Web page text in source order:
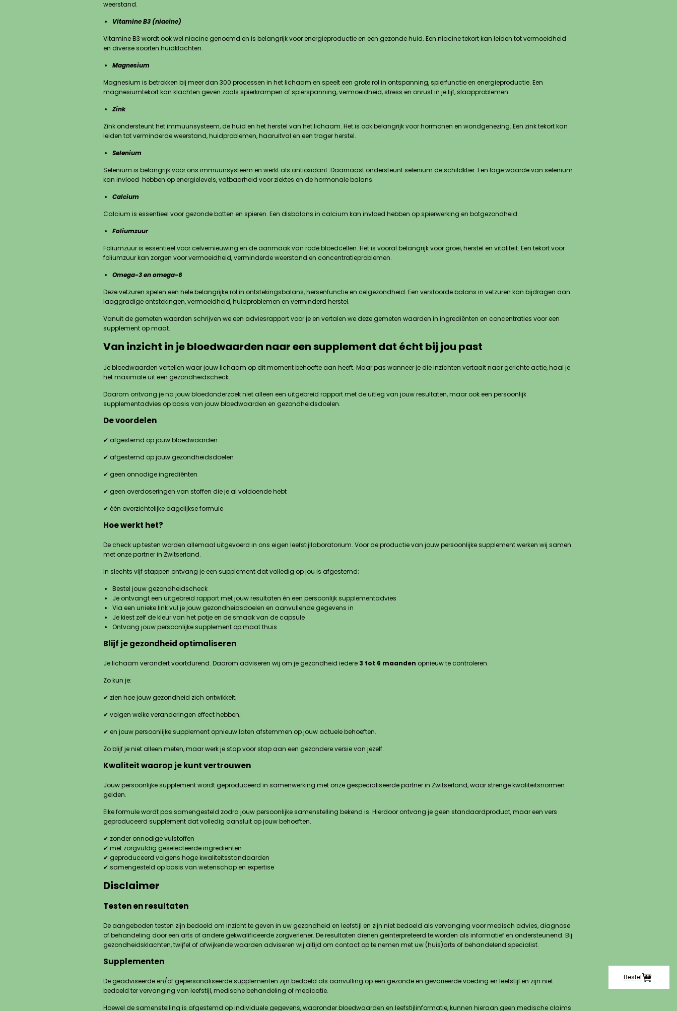
Bestel
weerstand.
Vitamine B3 (niacine)
Vitamine B3 wordt ook wel niacine genoemd en is belangrijk voor energieproductie en een gezonde huid. Een niacine tekort kan leiden tot vermoeidheid
en diverse soorten huidklachten.
Magnesium
Magnesium is betrokken bij meer dan 300 processen in het lichaam en speelt een grote rol in ontspanning, spierfunctie en energieproductie. Een
magnesiumtekort kan klachten geven zoals spierkrampen of spierspanning, vermoeidheid, stress en onrust in je lijf, slaapproblemen.
Zink
Zink ondersteunt het immuunsysteem, de huid en het herstel van het lichaam. Het is ook belangrijk voor hormonen en wondgenezing. Een zink tekort kan
leiden tot verminderde weerstand, huidproblemen, haaruitval en een trager herstel.
Selenium
Selenium is belangrijk voor ons immuunsysteem en werkt als antioxidant. Daarnaast ondersteunt selenium de schildklier. Een lage waarde van selenium
kan invloed hebben op energielevels, vatbaarheid voor ziektes en de hormonale balans.
Calcium
Calcium is essentieel voor gezonde botten en spieren. Een disbalans in calcium kan invloed hebben op spierwerking en botgezondheid.
Foliumzuur
Foliumzuur is essentieel voor celvernieuwing en de aanmaak van rode bloedcellen. Het is vooral belangrijk voor groei, herstel en vitaliteit. Een tekort voor
foliumzuur kan zorgen voor vermoeidheid, verminderde weerstand en concentratieproblemen.
Omega-3 en omega-6
Deze vetzuren spelen een hele belangrijke rol in ontstekingsbalans, hersenfunctie en celgezondheid. Een verstoorde balans in vetzuren kan bijdragen aan
laaggradige ontstekingen, vermoeidheid, huidproblemen en verminderd herstel.
Vanuit de gemeten waarden schrijven we een adviesrapport voor je en vertalen we deze gemeten waarden in ingrediënten en concentraties voor een
supplement op maat.
Van inzicht in je bloedwaarden naar een supplement dat écht bij jou past
Je bloedwaarden vertellen waar jouw lichaam op dit moment behoefte aan heeft. Maar pas wanneer je die inzichten vertaalt naar gerichte actie, haal je
het maximale uit een gezondheidscheck.
Daarom ontvang je na jouw bloedonderzoek niet alleen een uitgebreid rapport met de uitleg van jouw resultaten, maar ook een persoonlijk
supplementadvies op basis van jouw bloedwaarden en gezondheidsdoelen.
De voordelen
✔ afgestemd op jouw bloedwaarden
✔ afgestemd op jouw gezondheidsdoelen
✔ geen onnodige ingrediënten
✔ geen overdoseringen van stoffen die je al voldoende hebt
✔ één overzichtelijke dagelijkse formule
Hoe werkt het?
De check up testen worden allemaal uitgevoerd in ons eigen leefstijllaboratorium. Voor de productie van jouw persoonlijke supplement werken wij samen
met onze partner in Zwitserland.
In slechts vijf stappen ontvang je een supplement dat volledig op jou is afgestemd:
Bestel jouw gezondheidscheck
Je ontvangt een uitgebreid rapport met jouw resultaten én een persoonlijk supplementadvies
Via een unieke link vul je jouw gezondheidsdoelen en aanvullende gegevens in
Je kiest zelf de kleur van het potje en de smaak van de capsule
Ontvang jouw persoonlijke supplement op maat thuis
Blijf je gezondheid optimaliseren
Je lichaam verandert voortdurend. Daarom adviseren wij om je gezondheid iedere 3 tot 6 maanden opnieuw te controleren.
Zo kun je:
✔ zien hoe jouw gezondheid zich ontwikkelt;
✔ volgen welke veranderingen effect hebben;
✔ en jouw persoonlijke supplement opnieuw laten afstemmen op jouw actuele behoeften.
Zo blijf je niet alleen meten, maar werk je stap voor stap aan een gezondere versie van jezelf.
Kwaliteit waarop je kunt vertrouwen
Jouw persoonlijke supplement wordt geproduceerd in samenwerking met onze gespecialiseerde partner in Zwitserland, waar strenge kwaliteitsnormen
gelden.
Elke formule wordt pas samengesteld zodra jouw persoonlijke samenstelling bekend is. Hierdoor ontvang je geen standaardproduct, maar een vers
geproduceerd supplement dat volledig aansluit op jouw behoeften.
✔ zonder onnodige vulstoffen
✔ met zorgvuldig geselecteerde ingrediënten
✔ geproduceerd volgens hoge kwaliteitsstandaarden
✔ samengesteld op basis van wetenschap en expertise
Disclaimer
Testen en resultaten
De aangeboden testen zijn bedoeld om inzicht te geven in uw gezondheid en leefstijl en zijn niet bedoeld als vervanging voor medisch advies, diagnose
of behandeling door een arts of andere gekwalificeerde zorgverlener. De resultaten dienen geïnterpreteerd te worden als informatief en ondersteunend. Bij
gezondheidsklachten, twijfel of afwijkende waarden adviseren wij altijd om contact op te nemen met uw (huis)arts of behandelend specialist.
Supplementen
De geadviseerde en/of gepersonaliseerde supplementen zijn bedoeld als aanvulling op een gezonde en gevarieerde voeding en leefstijl en zijn niet
bedoeld ter vervanging van leefstijl, medische behandeling of medicatie.
Hoewel de samenstelling is afgestemd op individuele gegevens, waaronder bloedwaarden en leefstijlinformatie, kunnen hieraan geen medische claims